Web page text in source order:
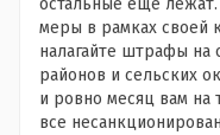
остальные еще
меры в рамках своей
налагайте штрафы на
районов и сельских
и ровно месяц вам на
все